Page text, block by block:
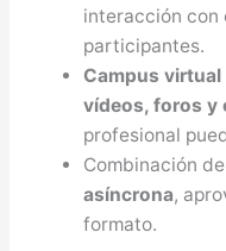
interacción con
participantes.
Campus
vídeos, foros y
profesional
Combinación
asíncrona,
formato.